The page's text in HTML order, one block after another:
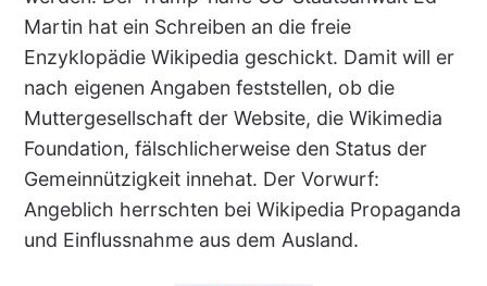
Martin hat ein Schreiben an die freie
Enzyklopädie Wikipedia geschickt. Damit will er
nach eigenen Angaben feststellen, ob die
Muttergesellschaft der Website, die Wikimedia
Foundation, fälschlicherweise den Status der
Gemeinnützigkeit innehat. Der Vorwurf:
Angeblich herrschten bei Wikipedia Propaganda
und Einflussnahme aus dem Ausland.